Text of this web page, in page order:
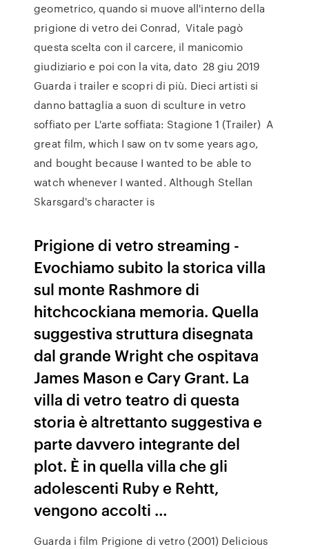
geometrico, quando si muove all'interno della
prigione di vetro dei Conrad, Vitale pagò
questa scelta con il carcere, il manicomio
giudiziario e poi con la vita, dato 28 giu 2019
Guarda i trailer e scopri di più. Dieci artisti si
danno battaglia a suon di sculture in vetro
soffiato per L'arte soffiata: Stagione 1 (Trailer) A
great film, which I saw on tv some years ago,
and bought because I wanted to be able to
watch whenever I wanted. Although Stellan
Skarsgard's character is
Prigione di vetro streaming -
Evochiamo subito la storica villa
sul monte Rashmore di
hitchcockiana memoria. Quella
suggestiva struttura disegnata
dal grande Wright che ospitava
James Mason e Cary Grant. La
villa di vetro teatro di questa
storia è altrettanto suggestiva e
parte davvero integrante del
plot. È in quella villa che gli
adolescenti Ruby e Rehtt,
vengono accolti …
Guarda i film Prigione di vetro (2001) Delicious